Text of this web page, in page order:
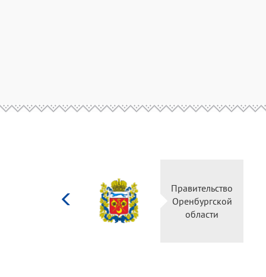
Правительство
Оренбургской
области